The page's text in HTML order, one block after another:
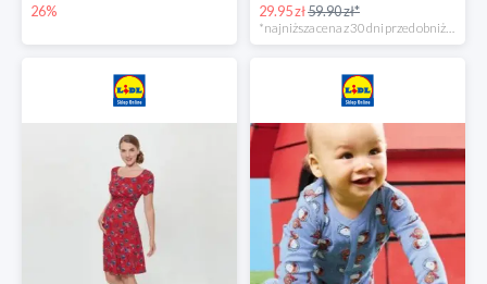
26% 29.95 zł59.90 zł*